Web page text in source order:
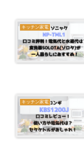
キッチン家電
キッチン家電